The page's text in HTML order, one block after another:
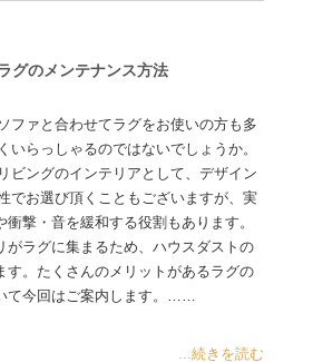
グのメンテナンス方法
ソファと合わせてラグをお使いの方も多
くいらっしゃるのではないでしょうか。
リビングのインテリアとして、デザイン
でお選び頂くこともございますが、実
衝撃・音を緩和する役割もあります。
がラグに集まるため、ハウスダストの
す。たくさんのメリットがあるラグの
て今回はご案内します。……
...続きを読む